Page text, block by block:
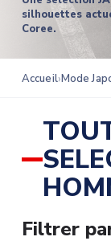
silhouettes
Coree.
Accueil Mode
Filtrer